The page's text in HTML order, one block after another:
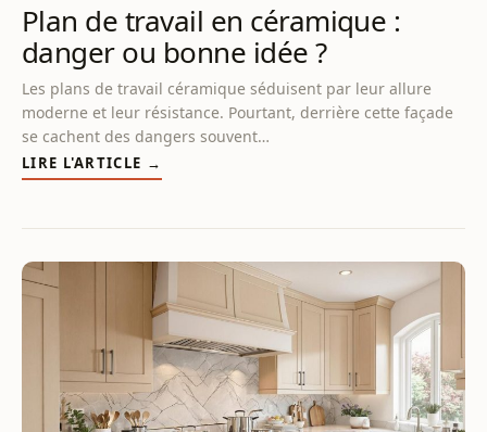
Plan de travail en céramique :
danger ou bonne idée ?
Les plans de travail céramique séduisent par leur allure
moderne et leur résistance. Pourtant, derrière cette façade
se cachent des dangers souvent…
LIRE L'ARTICLE →